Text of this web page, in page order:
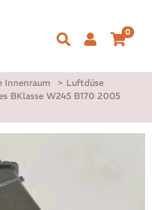
0
Innenraum > Luftdüse
BKlasse W245 B170 2005